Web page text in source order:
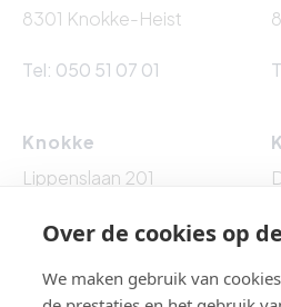
8301 Knokke-Heist
Tel: 050 51 07 01
Knokke
Lippenslaan 201
Over de cookies op
We maken gebruik van